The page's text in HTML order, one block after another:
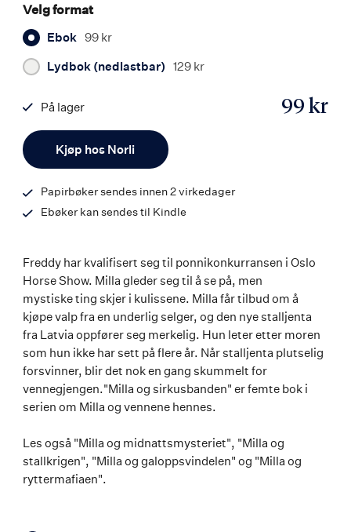
Velg format
Ebok 99 kr
Lydbok (nedlastbar) 129 kr
Kjøp hos Norli
99 kr
På lager
9788203254796
Papirbøker sendes innen 2 virkedager
Ebøker kan sendes til Kindle
Freddy har kvalifisert seg til ponnikonkurransen i Oslo
Horse Show. Milla gleder seg til å se på, men
mystiske ting skjer i kulissene. Milla får tilbud om å
kjøpe valp fra en underlig selger, og den nye stalljenta
fra Latvia oppfører seg merkelig. Hun leter etter moren
som hun ikke har sett på flere år. Når stalljenta plutselig
forsvinner, blir det nok en gang skummelt for
vennegjengen."Milla og sirkusbanden" er femte bok i
serien om Milla og vennene hennes.
Les også "Milla og midnattsmysteriet", "Milla og
stallkrigen", "Milla og galoppsvindelen" og "Milla og
ryttermafiaen".